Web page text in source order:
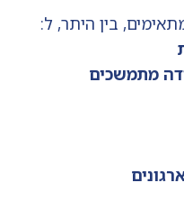
בין היתר, ל:
מתמשכים